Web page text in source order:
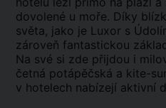
dovolené u moře. Díky
světa, jako je Luxor s
zároveň fantastickou
Na své si zde přijdou i
četná potápěčská a kite-
v hotelech nabízejí aktivní